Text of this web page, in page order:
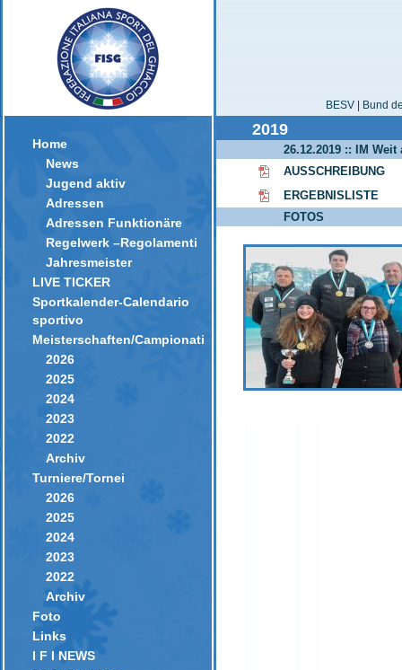
Home
News
Jugend aktiv
Adressen
Adressen Funktionäre
Regelwerk –Regolamenti
Jahresmeister
LIVE TICKER
Sportkalender-Calendario
sportivo
Meisterschaften/Campionati
2026
2025
2024
2023
2022
Archiv
Turniere/Tornei
2026
2025
2024
2023
2022
Archiv
Foto
Links
I F I NEWS
BESV | Bund
2019
26.12.2019 :: IM
AUSSCHREIBUNG
ERGEBNISLISTE
FOTOS